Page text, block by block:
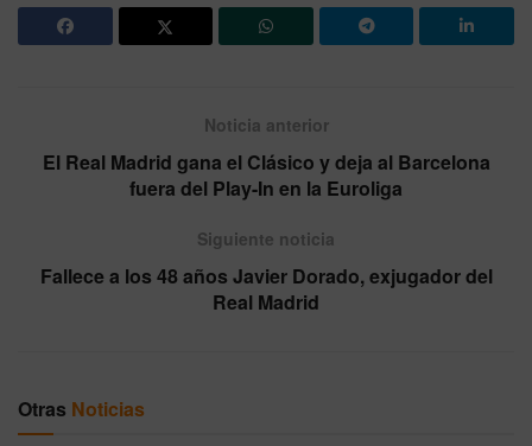
Noticia anterior
El Real Madrid gana el Clásico y deja al Barcelona
fuera del Play-In en la Euroliga
Siguiente noticia
Fallece a los 48 años Javier Dorado, exjugador del
Real Madrid
Otras Noticias